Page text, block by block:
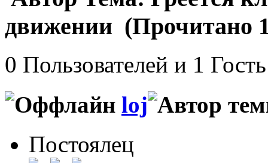
движении (Прочитано
0 Пользователей и 1
loj
Постоялец